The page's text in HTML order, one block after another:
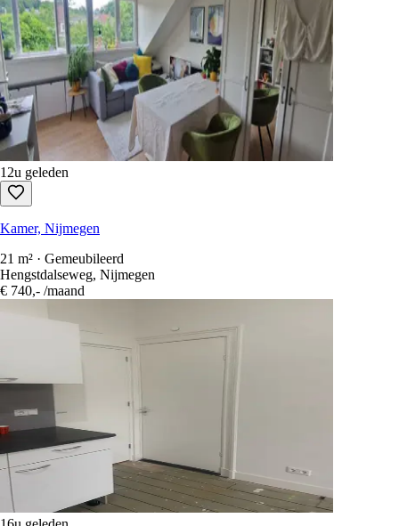
12u geleden
Kamer, Nijmegen
21 m² · Gemeubileerd
Hengstdalseweg, Nijmegen
€ 740,- /maand